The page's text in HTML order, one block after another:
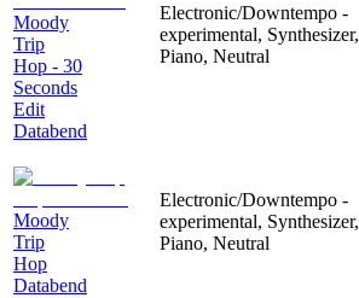
Moody
Trip
Hop - 30
Seconds
Edit
Databend
Electronic/Downtempo -
experimental, Synthesizer,
Piano, Neutral
Moody
Trip
Hop
Databend
Electronic/Downtempo -
experimental, Synthesizer,
Piano, Neutral